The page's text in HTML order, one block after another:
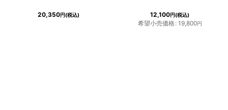
20,350円(税込) 12,100円(税込)
希望小売価格: 19,800円